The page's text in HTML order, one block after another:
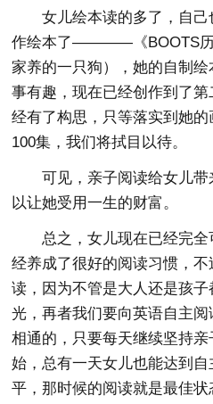
女儿绘本读的多了，自
作绘本了————《BOOTS历
家养的一只狗），她的自制
事有趣，现在已经创作到了
经有了构思，只等落实到她
100集，我们将拭目以待。
可见，亲子阅读给女儿
以让她受用一生的财富。
总之，女儿现在已经完
经养成了很好的阅读习惯，
读，因为不管是大人还是孩
光，再者我们要向英语自主
相通的，只要每天继续坚持
始，总有一天女儿也能达到
平，那时候的阅读就是最佳状